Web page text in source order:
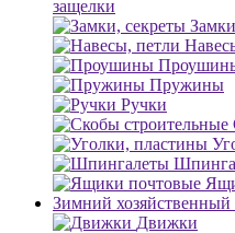
защелки
Пружины
Ручки
Зимний хозяйственный
Движки